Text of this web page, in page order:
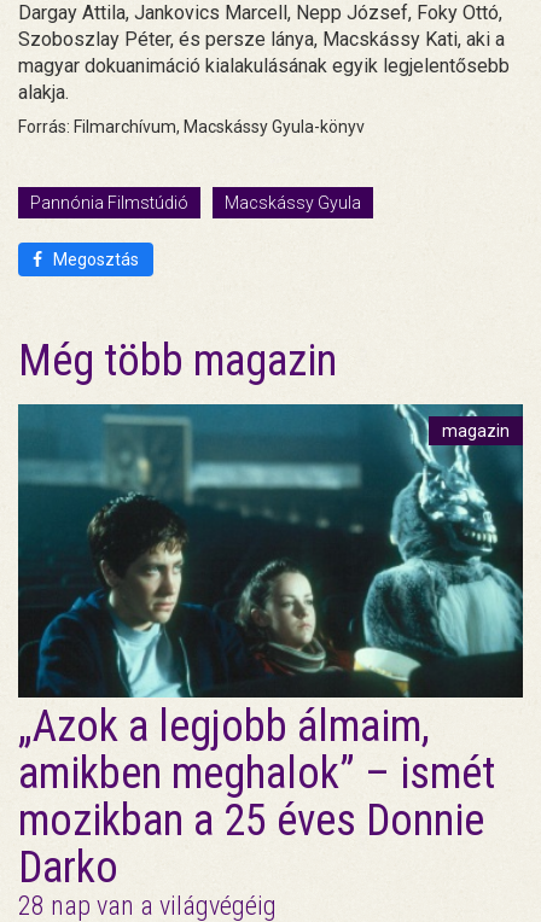
Dargay Attila, Jankovics Marcell, Nepp József, Foky Ottó,
Szoboszlay Péter, és persze lánya, Macskássy Kati, aki a
magyar dokuanimáció kialakulásának egyik legjelentősebb
alakja.
Forrás: Filmarchívum, Macskássy Gyula-könyv
Pannónia Filmstúdió Macskássy Gyula
Megosztás
Még több magazin
magazin
„Azok a legjobb álmaim,
amikben meghalok” – ismét
mozikban a 25 éves Donnie
Darko
28 nap van a világvégéig